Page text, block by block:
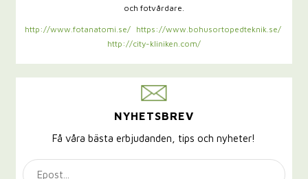
och fotvårdare.
http://www.fotanatomi.se/
https://www.bohusortopedteknik.se/
http://city-kliniken.com/
NYHETSBREV
Få våra bästa erbjudanden, tips och nyheter!